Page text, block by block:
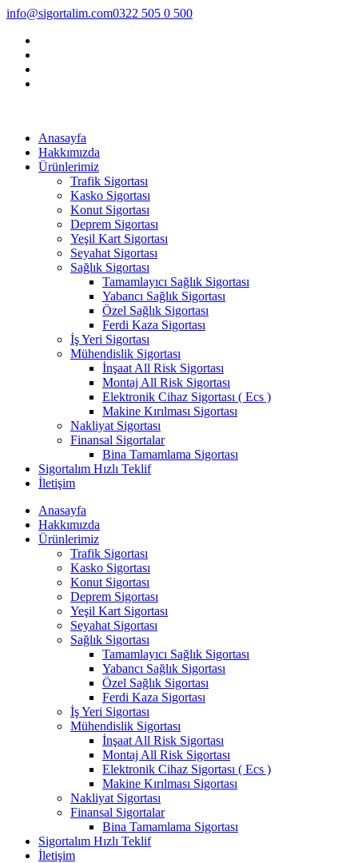
info@sigortalim.com0322 505 0 500
Anasayfa
Hakkımızda
Ürünlerimiz
Trafik Sigortası
Kasko Sigortası
Konut Sigortası
Deprem Sigortası
Yeşil Kart Sigortası
Seyahat Sigortası
Sağlık Sigortası
Tamamlayıcı Sağlık Sigortası
Yabancı Sağlık Sigortası
Özel Sağlık Sigortası
Ferdi Kaza Sigortası
İş Yeri Sigortası
Mühendislik Sigortası
İnşaat All Risk Sigortası
Montaj All Risk Sigortası
Elektronik Cihaz Sigortası ( Ecs )
Makine Kırılması Sigortası
Nakliyat Sigortası
Finansal Sigortalar
Bina Tamamlama Sigortası
Sigortalım Hızlı Teklif
İletişim
Anasayfa
Hakkımızda
Ürünlerimiz
Trafik Sigortası
Kasko Sigortası
Konut Sigortası
Deprem Sigortası
Yeşil Kart Sigortası
Seyahat Sigortası
Sağlık Sigortası
Tamamlayıcı Sağlık Sigortası
Yabancı Sağlık Sigortası
Özel Sağlık Sigortası
Ferdi Kaza Sigortası
İş Yeri Sigortası
Mühendislik Sigortası
İnşaat All Risk Sigortası
Montaj All Risk Sigortası
Elektronik Cihaz Sigortası ( Ecs )
Makine Kırılması Sigortası
Nakliyat Sigortası
Finansal Sigortalar
Bina Tamamlama Sigortası
Sigortalım Hızlı Teklif
İletişim